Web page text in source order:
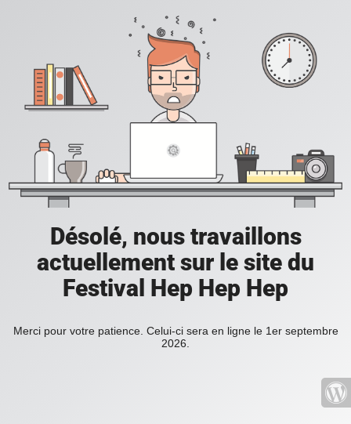
Désolé, nous travaillons
actuellement sur le site du
Festival Hep Hep Hep
Merci pour votre patience. Celui-ci sera en ligne le 1er septembre
2026.